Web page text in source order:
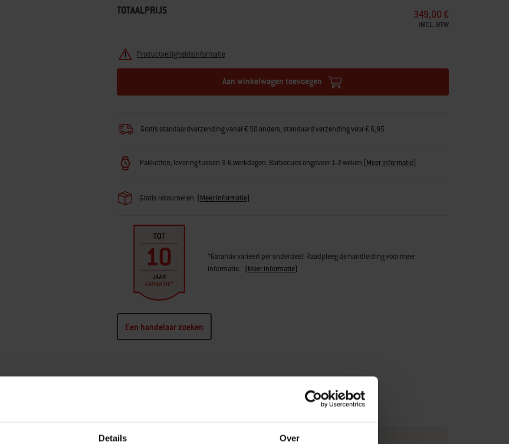
Details Over
TOTAALPRIJS 349,00 €
INCL. BTW
Productveiligheidsinformatie
Aan winkelwagen toevoegen
Gratis standaardverzending vanaf € 50 anders, standaard verzending voor € 6,95
Pakketten, levering tussen 3-6 werkdagen. Barbecues ongeveer 1-2 weken (Meer informatie)
Gratis retourneren (Meer informatie)
*Garantie varieert per onderdeel. Raadpleeg de handleiding voor meer
informatie. (Meer informatie)
Een handelaar zoeken